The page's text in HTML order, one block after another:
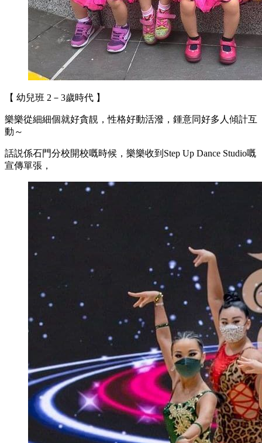
【 幼兒班 2－3歲時代 】
樂樂從細細個就好貪靚，性格好動活潑，鍾意同好多人傾計互
動～
話説係石門分校開校嘅時候，樂樂收到Step Up Dance Studio嘅
宣傳單張，